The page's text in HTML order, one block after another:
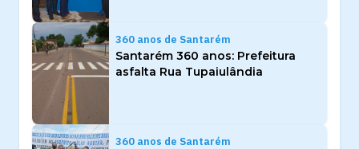
360 anos de Santarém
Santarém 360 anos: Prefeitura
asfalta Rua Tupaiulândia
360 anos de Santarém